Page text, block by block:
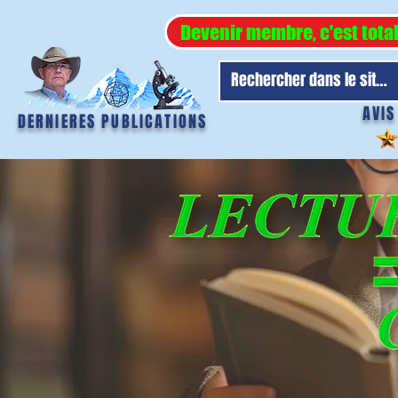
Devenir membre, c'est
DERNIERES PUBLICATIONS